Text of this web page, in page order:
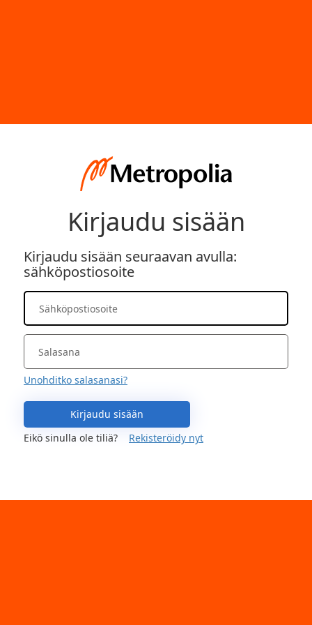
Kirjaudu sisään
Kirjaudu sisään seuraavan avulla:
sähköpostiosoite
Unohditko salasanasi?
Kirjaudu sisään
Eikö sinulla ole tiliä?
Rekisteröidy nyt